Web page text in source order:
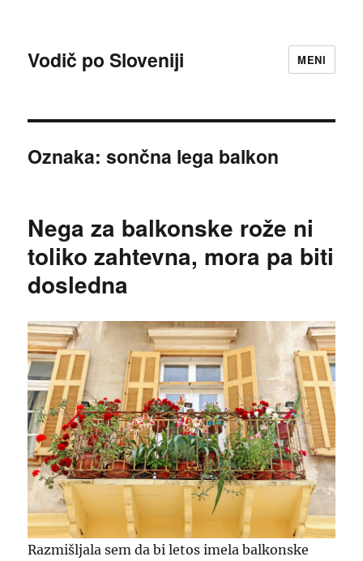
Vodič po Sloveniji MENI
Oznaka:sončna lega balkon
Nega za balkonske rože ni
toliko zahtevna, mora pa biti
dosledna
Razmišljala sem da bi letos imela balkonske